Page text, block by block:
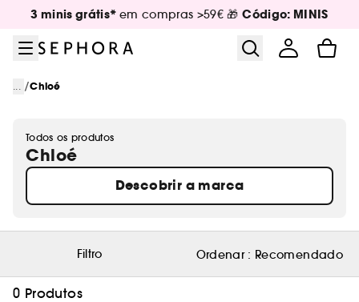
Ir para o menu
Ir para o conteúdo principal
Ir para o rodapé
3 minis grátis* em compras >59€ 🎁Código: MINIS
... /Chloé
Todos os produtos
Chloé
Descobrir a marca
Filtro Ordenar : Recomendado
0 Produtos